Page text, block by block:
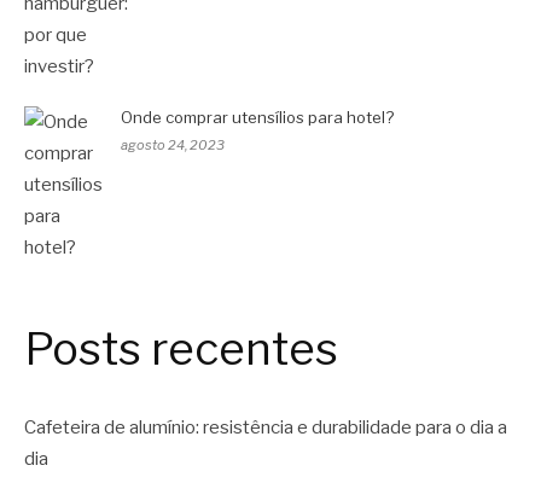
Onde comprar utensílios para hotel?
agosto 24, 2023
Posts recentes
Cafeteira de alumínio: resistência e durabilidade para o dia a
dia